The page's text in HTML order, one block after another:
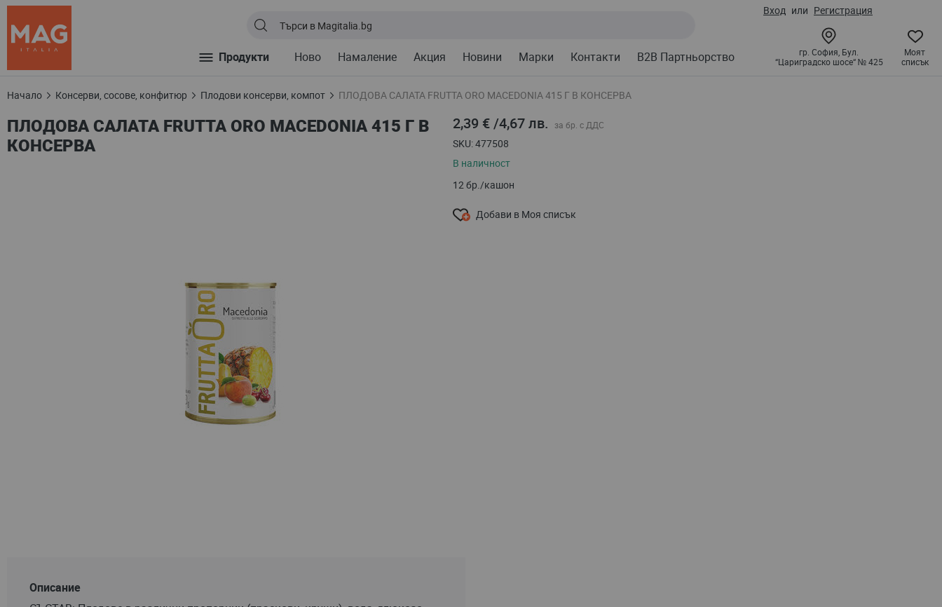
Продукти Ново Намаление Акция Новини Марки Контакти B2B Партньорство
Вход Регистрация
Моят
списък
гр. София, Бул.
“Цариградско шосе“ № 425
Начало Консерви, сосове, конфитюр Плодови консерви, компот ПЛОДОВА САЛАТА FRUTTA ORO MACEDONIA 415 Г В КОНСЕРВА
ПЛОДОВА САЛАТА FRUTTA ORO MACEDONIA 415 Г В
КОНСЕРВА
началото
2,39 €/4,67 лв.
SKU 477508
В наличност
12 бр./кашон
Добави в Моя списък
Описание